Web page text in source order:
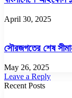
April 30, 2025
সৌরজগতের শেষ
May 26, 2025
Leave a Reply
Recent Posts